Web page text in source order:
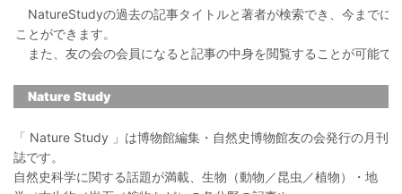
NatureStudyの過去の記事タイトルと著者が検索でき、今までに
ことができます。
また、友の会の会員になると記事の中身を閲覧することが可能で
Nature Study
「 Nature Study 」は博物館編集・自然史博物館友の会発行の月刊
誌です。
自然史科学に関する話題が満載、生物（動物／昆虫／植物）・地